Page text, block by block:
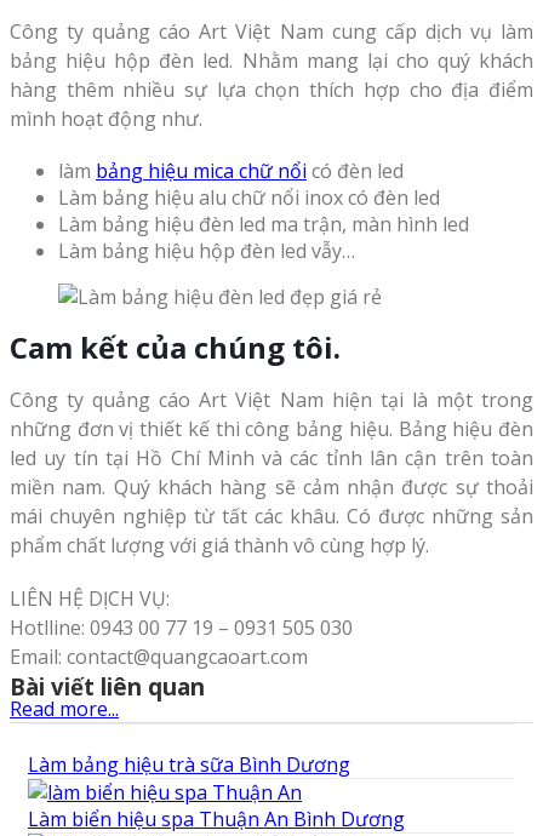
Công ty quảng cáo Art Việt Nam cung cấp dịch vụ làm
bảng hiệu hộp đèn led. Nhằm mang lại cho quý khách
hàng thêm nhiều sự lựa chọn thích hợp cho địa điểm
mình hoạt động như.
làm bảng hiệu mica chữ nổi có đèn led
Làm bảng hiệu alu chữ nổi inox có đèn led
Làm bảng hiệu đèn led ma trận, màn hình led
Làm bảng hiệu hộp đèn led vẫy…
Cam kết của chúng tôi.
Công ty quảng cáo Art Việt Nam hiện tại là một trong
những đơn vị thiết kế thi công bảng hiệu. Bảng hiệu đèn
led uy tín tại Hồ Chí Minh và các tỉnh lân cận trên toàn
miền nam. Quý khách hàng sẽ cảm nhận được sự thoải
mái chuyên nghiệp từ tất các khâu. Có được những sản
phẩm chất lượng với giá thành vô cùng hợp lý.
LIÊN HỆ DỊCH VỤ:
Hotlline: 0943 00 77 19 – 0931 505 030
Email: contact@quangcaoart.com
Read more...
Bài viết liên quan
Làm bảng hiệu trà sữa Bình Dương
Làm biển hiệu spa Thuận An Bình Dương